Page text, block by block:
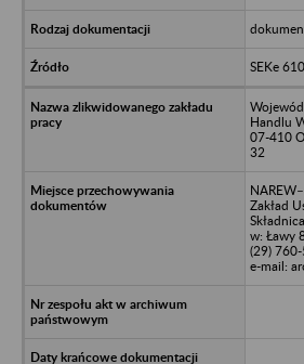
SEKe
Handlu
07-410
32
Zakład
w: Ławy
(29)
e-mail: